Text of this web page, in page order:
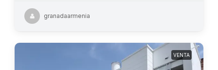
granadaarmenia
VENTA